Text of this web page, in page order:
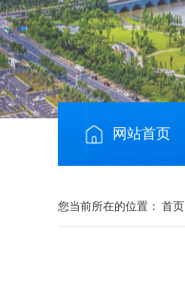
网站首页
您当前所在的位置： 首页